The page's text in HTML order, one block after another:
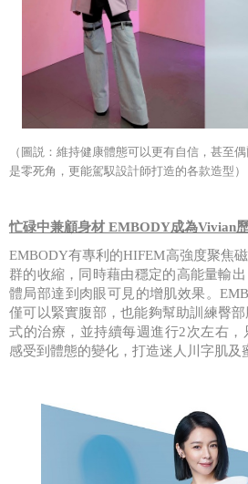
（圖説：維持健康體態可以更有自信，甚至
是零死角，更能駕馭設計師打造的各款造型）
忙碌中兼顧身材 EMBODY成為Vivian
EMBODY有專利的HIFEM高強度聚焦
群的收縮，同時藉由穩定的高能量輸
體局部達到肉眼可見的增肌效果。
僅可以緊實腹部，也能夠幫助訓練臀
式的治療，並持續每週進行2次左右，
感受到體態的變化，打造迷人川字肌及